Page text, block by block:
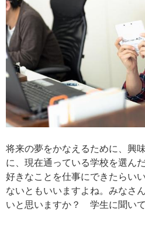
将来の夢をかなえるために、興
に、現在通っている学校を選ん
好きなことを仕事にできたらい
ないともいいますよね。みなさ
いと思いますか？ 学生に聞いて